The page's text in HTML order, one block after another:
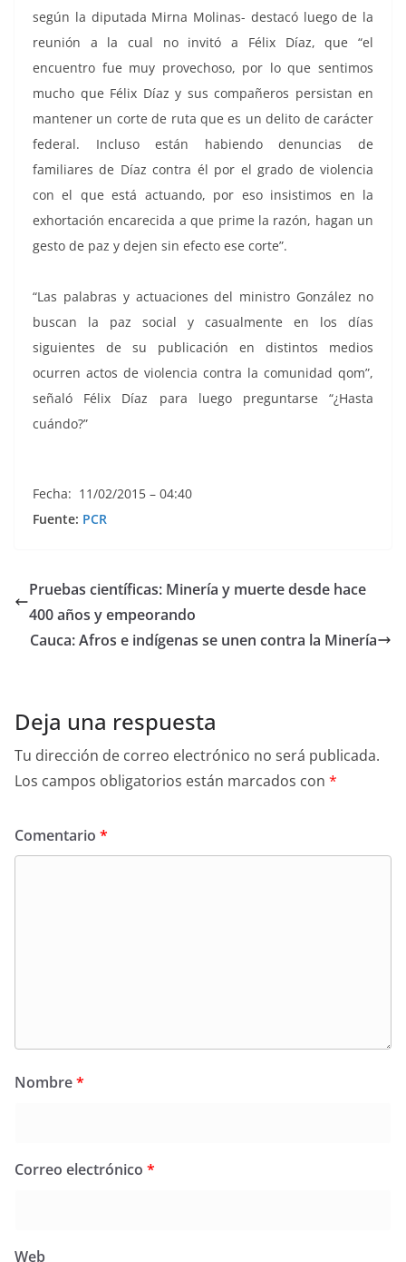
según la diputada Mirna Molinas- destacó luego de la
reunión a la cual no invitó a Félix Díaz, que “el
encuentro fue muy provechoso, por lo que sentimos
mucho que Félix Díaz y sus compañeros persistan en
mantener un corte de ruta que es un delito de carácter
federal. Incluso están habiendo denuncias de
familiares de Díaz contra él por el grado de violencia
con el que está actuando, por eso insistimos en la
exhortación encarecida a que prime la razón, hagan un
gesto de paz y dejen sin efecto ese corte”.
“Las palabras y actuaciones del ministro González no
buscan la paz social y casualmente en los días
siguientes de su publicación en distintos medios
ocurren actos de violencia contra la comunidad qom”,
señaló Félix Díaz para luego preguntarse “¿Hasta
cuándo?”
Fecha: 11/02/2015 – 04:40
Fuente: PCR
Pruebas científicas: Minería y muerte desde hace
400 años y empeorando
Cauca: Afros e indígenas se unen contra la Minería
Deja una respuesta
Tu dirección de correo electrónico no será publicada.
Los campos obligatorios están marcados con *
Comentario *
Nombre*
Correo electrónico *
Web